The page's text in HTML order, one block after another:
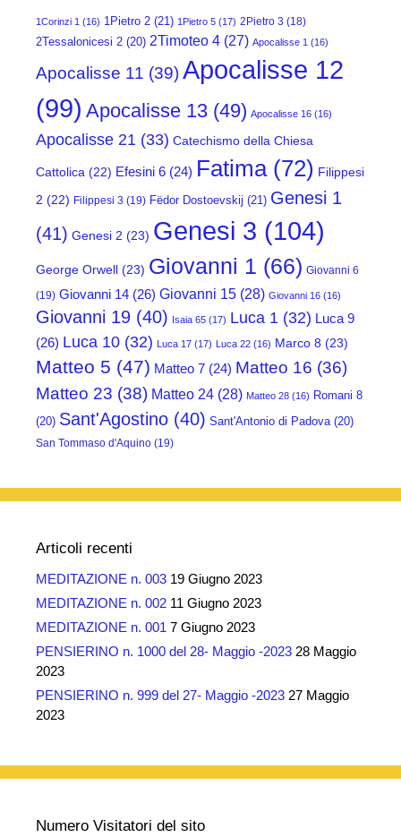
1Corinzi 1 (16) 1Pietro 2 (21) 1Pietro 5 (17) 2Pietro 3 (18)
2Tessalonicesi 2 (20) 2Timoteo 4 (27) Apocalisse 1 (16)
Apocalisse 11 (39)Apocalisse 12
(99) Apocalisse 13 (49) Apocalisse 16 (16)
Apocalisse 21 (33) Catechismo della Chiesa
Cattolica (22) Efesini 6 (24) Fatima(72) Filippesi
2 (22) Filippesi 3 (19) Fëdor Dostoevskij (21) Genesi 1
(41) Genesi 2 (23) Genesi 3 (104)
George Orwell (23) Giovanni 1 (66) Giovanni 6
(19) Giovanni 14 (26) Giovanni 15 (28) Giovanni 16 (16)
Giovanni 19 (40) Isaia 65 (17) Luca 1 (32) Luca 9
(26) Luca 10 (32) Luca 17 (17) Luca 22 (16) Marco 8 (23)
Matteo 5 (47) Matteo 7 (24) Matteo 16 (36)
Matteo 23 (38) Matteo 24 (28) Matteo 28 (16) Romani 8
(20) Sant'Agostino (40) Sant'Antonio di Padova(20)
San Tommaso d'Aquino (19)
Articoli recenti
MEDITAZIONE n. 003 19 Giugno 2023
MEDITAZIONE n. 002 11 Giugno 2023
MEDITAZIONE n. 001 7 Giugno 2023
PENSIERINO n. 1000 del 28- Maggio -2023 28 Maggio
2023
PENSIERINO n. 999 del 27- Maggio -2023 27 Maggio
2023
Numero Visitatori del sito